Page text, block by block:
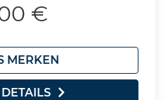
€
MERKEN